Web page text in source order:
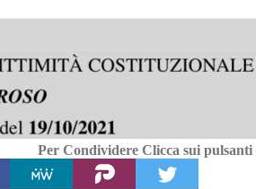
Per Condividere Clicca sui pulsanti